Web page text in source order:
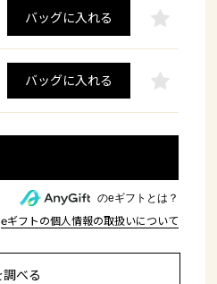
バッグに入れる
バッグに入れる
のeギフトとは？
eギフトの個人情報の取扱いについて
べる